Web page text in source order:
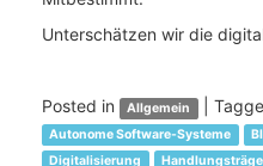
Unterschätzen wir die
Posted in Allgemein
Autonome Software-Systeme
Digitalisierung